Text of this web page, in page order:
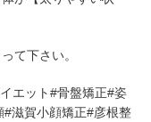
て下さい。
エット#骨盤矯正#姿
滋賀小顔矯正#彦根整